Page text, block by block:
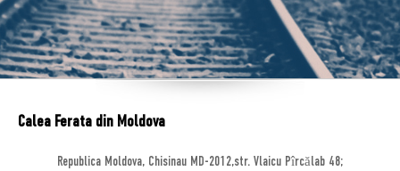
Calea Ferata din Moldova
Republica Moldova, Chisinau MD-2012,str. Vlaicu Pîrcălab 48;